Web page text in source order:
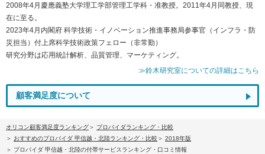
2008年4月慶應義塾大学理工学部管理工学科・准教授。2011年4月同教授、現
在に至る。
2023年4月内閣府 科学技術・イノベーション推進事務局参事官（インフラ・防
災担当）付上席科学技術政策フェロー（非常勤）
研究分野は応用統計解析、品質管理、マーケティング。
≫鈴木研究室についての詳細はこちら
顧客満足度について
オリコン顧客満足度ランキング
プロバイダランキング・比較
おすすめのプロバイダ 甲信越・北陸ランキング・比較
2018年版
プロバイダ 甲信越・北陸の付帯サービスランキング・口コミ情報